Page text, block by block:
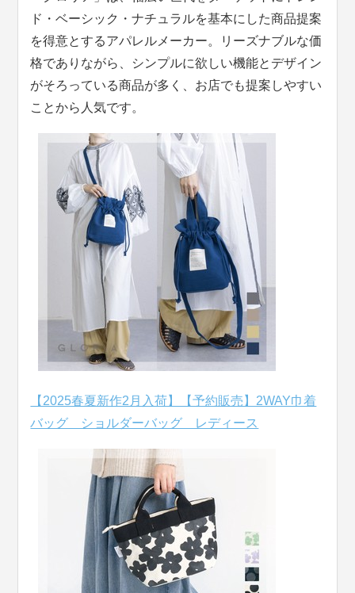
ド・ベーシック・ナチュラルを基本にした商品提案
を得意とするアパレルメーカー。リーズナブルな価
格でありながら、シンプルに欲しい機能とデザイン
がそろっている商品が多く、お店でも提案しやすい
ことから人気です。
【2025春夏新作2月入荷】【予約販売】2WAY巾着
バッグ ショルダーバッグ レディース